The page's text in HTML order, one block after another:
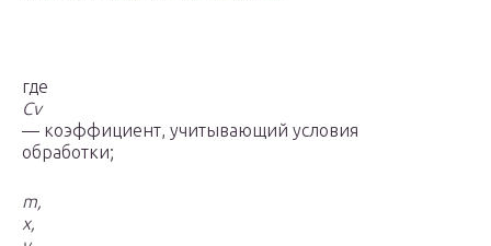
где
Сv
— коэффициент, учитывающий условия
обработки;
m,
x,